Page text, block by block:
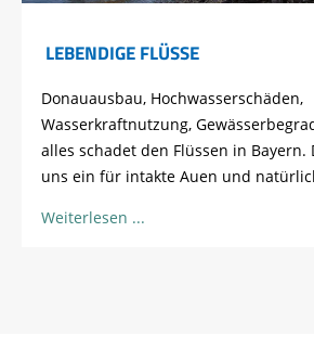
LEBENDIGE FLÜSSE
Donauausbau, Hochwasserschäden,
Wasserkraftnutzung,
alles schadet den Flüssen in
uns ein für intakte Auen und
Weiterlesen